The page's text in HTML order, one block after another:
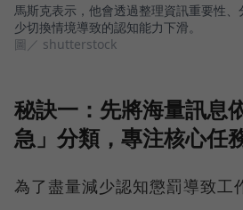
馬斯克表示，他會透過整理資訊重要性
少切換情境導致的認知能力下滑。
圖／ shutterstock
秘訣一：先將海量訊息
急」分類，專注核心任
為了盡量減少認知懲罰導致工